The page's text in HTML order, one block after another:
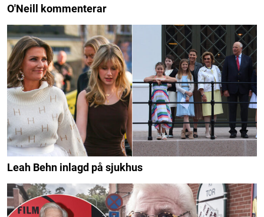
O'Neill kommenterar
Leah Behn inlagd på sjukhus